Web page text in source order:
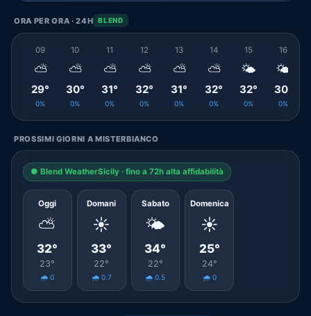
ORA PER ORA · 24H BLEND
09
⛅
29°
0%
10
⛅
30°
0%
11
⛅
31°
0%
12
⛅
32°
0%
13
⛅
31°
0%
14
⛅
32°
0%
15
🌤️
32°
0%
16
🌤️
30°
0%
PROSSIMI GIORNI A MISTERBIANCO
● Blend WeatherSicily · fino a 72h alta affidabilità
Oggi
⛅
32°
23°
🌧️ 0
Domani
☀️
33°
22°
🌧️ 0.7
Sabato
🌤️
34°
22°
🌧️ 0.5
Domenica
☀️
25°
24°
🌧️ 0